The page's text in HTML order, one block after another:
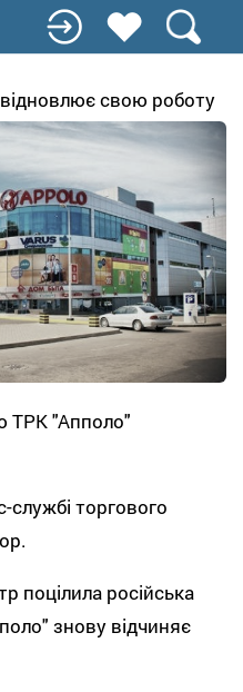
свою роботу
ТРК "Апполо"
торгового
поцілила російська
знову відчиняє